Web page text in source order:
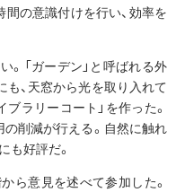
の意識付けを行い、効率を
「ガーデン」と呼ばれる外
、天窓から光を取り入れて
ラリーコート」を作った。
の削減が行える。自然に触れ
も好評だ。
ら意見を述べて参加した。